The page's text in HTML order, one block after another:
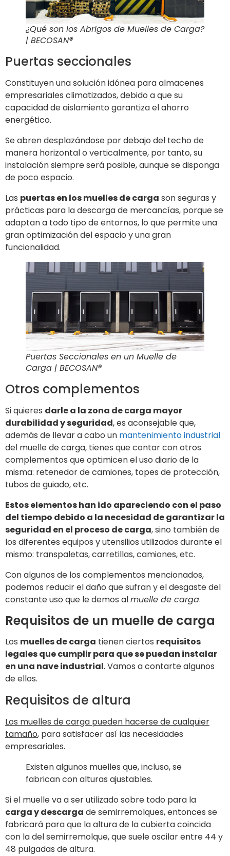
¿Qué son los Abrigos de Muelles de Carga?
| BECOSAN®
Puertas seccionales
Constituyen una solución idónea para almacenes
empresariales climatizados, debido a que su
capacidad de aislamiento garantiza el ahorro
energético.
Se abren desplazándose por debajo del techo de
manera horizontal o verticalmente, por tanto, su
instalación siempre será posible, aunque se disponga
de poco espacio.
Las puertas en los muelles de carga son seguras y
prácticas para la descarga de mercancías, porque se
adaptan a todo tipo de entornos, lo que permite una
gran optimización del espacio y una gran
funcionalidad.
Puertas Seccionales en un Muelle de
Carga | BECOSAN®
Otros complementos
Si quieres darle a la zona de carga mayor
durabilidad y seguridad, es aconsejable que,
además de llevar a cabo un mantenimiento industrial
del muelle de carga, tienes que contar con otros
complementos que optimicen el uso diario de la
misma: retenedor de camiones, topes de protección,
tubos de guiado, etc.
Estos elementos han ido apareciendo con el paso
del tiempo debido a la necesidad de garantizar la
seguridad en el proceso de carga, sino también de
los diferentes equipos y utensilios utilizados durante el
mismo: transpaletas, carretillas, camiones, etc.
Con algunos de los complementos mencionados,
podemos reducir el daño que sufran y el desgaste del
constante uso que le demos almuelle de carga.
Requisitos de un muelle de carga
Los muelles de carga tienen ciertos requisitos
legales que cumplir para que se puedan instalar
en una nave industrial. Vamos a contarte algunos
de ellos.
Requisitos de altura
Los muelles de carga pueden hacerse de cualquier
tamaño, para satisfacer así las necesidades
empresariales.
Existen algunos muelles que, incluso, se
fabrican con alturas ajustables.
Si el muelle va a ser utilizado sobre todo para la
carga y descarga de semirremolques, entonces se
fabricará para que la altura de la cubierta coincida
con la del semirremolque, que suele oscilar entre 44 y
48 pulgadas de altura.